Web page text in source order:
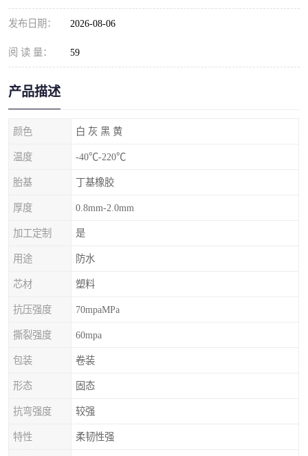
发布日期： 2026-08-06
阅 读 量： 59
产品描述
颜色 白 灰 黑 黄
温度 -40℃-220℃
胎基 丁基橡胶
厚度 0.8mm-2.0mm
加工定制 是
用途 防水
芯材 塑料
抗压强度 70mpaMPa
撕裂强度 60mpa
包装 卷装
形态 固态
抗弯强度 较强
特性 柔韧性强